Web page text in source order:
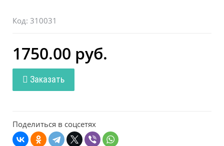
Код: 310031
1750.00 руб.
Заказать
Поделиться в соцсетях